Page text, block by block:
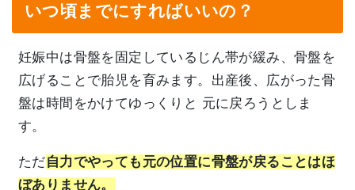
いつ頃までにすればいいの？
妊娠中は骨盤を固定しているじん帯が緩み、骨盤を
広げることで胎児を育みます。出産後、広がった骨
盤は時間をかけてゆっくりと 元に戻ろうとしま
す。
ただ自力でやっても元の位置に骨盤が戻ることはほ
ぼありません。